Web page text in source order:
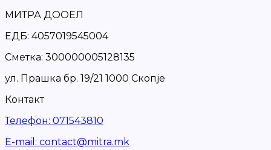
МИТРА ДООЕЛ
ЕДБ: 4057019545004
Сметка: 300000005128135
ул. Прашка бр. 19/21 1000 Скопје
Контакт
Телефон: 071543810
Е-mail : contact@mitra.mk